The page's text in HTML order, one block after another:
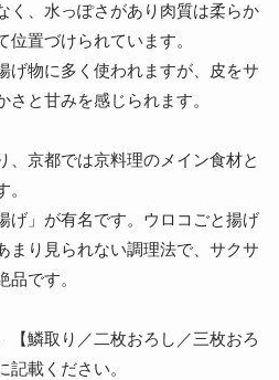
く、水っぽさがあり肉質は柔らか
位置づけられています。
げ物に多く使われますが、皮をサ
と甘みを感じられます。
、京都では京料理のメイン食材と
げ」が有名です。ウロコごと揚げ
まり見られない調理法で、サクサ
品です。
鱗取り／二枚おろし／三枚おろ
記載ください。